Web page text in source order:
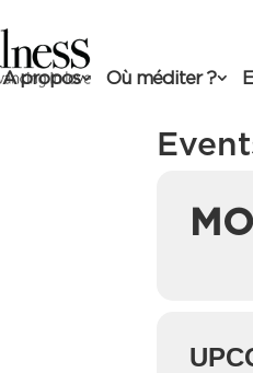
A propos Où méditer ?